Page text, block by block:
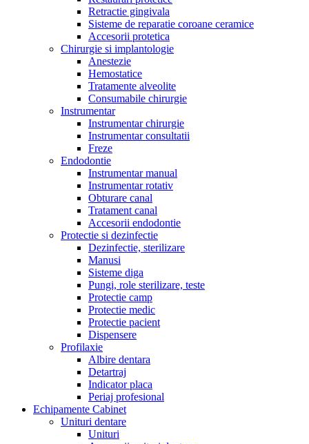
Retractie gingivala
Sisteme de reparatie coroane ceramice
Accesorii protetica
Chirurgie si implantologie
Anestezie
Hemostatice
Tratamente alveolite
Consumabile chirurgie
Instrumentar
Instrumentar chirurgie
Instrumentar consultatii
Freze
Endodontie
Instrumentar manual
Instrumentar rotativ
Obturare canal
Tratament canal
Accesorii endodontie
Protectie si dezinfectie
Dezinfectie, sterilizare
Manusi
Sisteme diga
Pungi, role sterilizare, teste
Protectie camp
Protectie medic
Protectie pacient
Dispensere
Profilaxie
Albire dentara
Detartraj
Indicator placa
Periaj profesional
Echipamente Cabinet
Unituri dentare
Unituri